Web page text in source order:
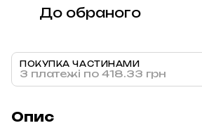
До обраного
ПОКУПКА ЧАСТИНАМИ
3 платежі по 418.33 грн
Опис